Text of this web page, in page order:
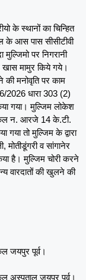
के स्थानों का चिन्हित
के आस पास सीसीटीवी
पर निगरानी
खास मामुर किये गये।
मनोवृति पर काम
2026 धारा 303 (2)
गया। मुल्जिम लोकेश
न. आरजे 14 के.टी.
तो मुल्जिम के द्वारा
मोतीडूंगरी व सांगानेर
है। मुल्जिम चोरी करने
वारदातों की खुलने की
जयपुर पूर्व।
अस्पताल जयपुर पूर्व।